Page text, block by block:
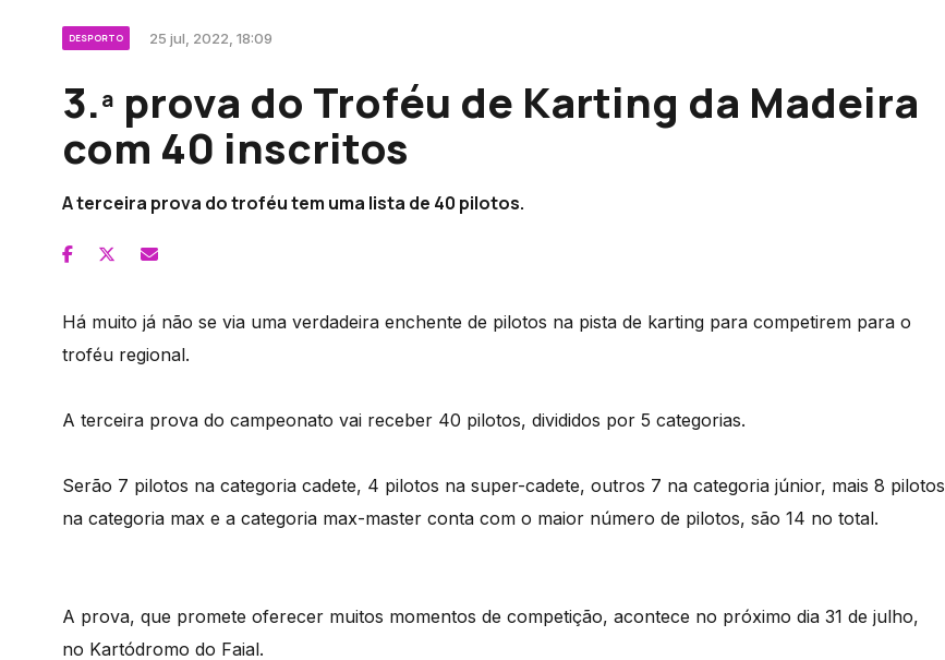
DESPORTO 25 jul, 2022, 18:09
3.ª prova do Troféu de Karting da Madeira
com 40 inscritos
A terceira prova do troféu tem uma lista de 40 pilotos.
Há muito já não se via uma verdadeira enchente de pilotos na pista de karting para competirem para o
troféu regional.
A terceira prova do campeonato vai receber 40 pilotos, divididos por 5 categorias.
Serão 7 pilotos na categoria cadete, 4 pilotos na super-cadete, outros 7 na categoria júnior, mais 8 pilotos
na categoria max e a categoria max-master conta com o maior número de pilotos, são 14 no total.
A prova, que promete oferecer muitos momentos de competição, acontece no próximo dia 31 de julho,
no Kartódromo do Faial.